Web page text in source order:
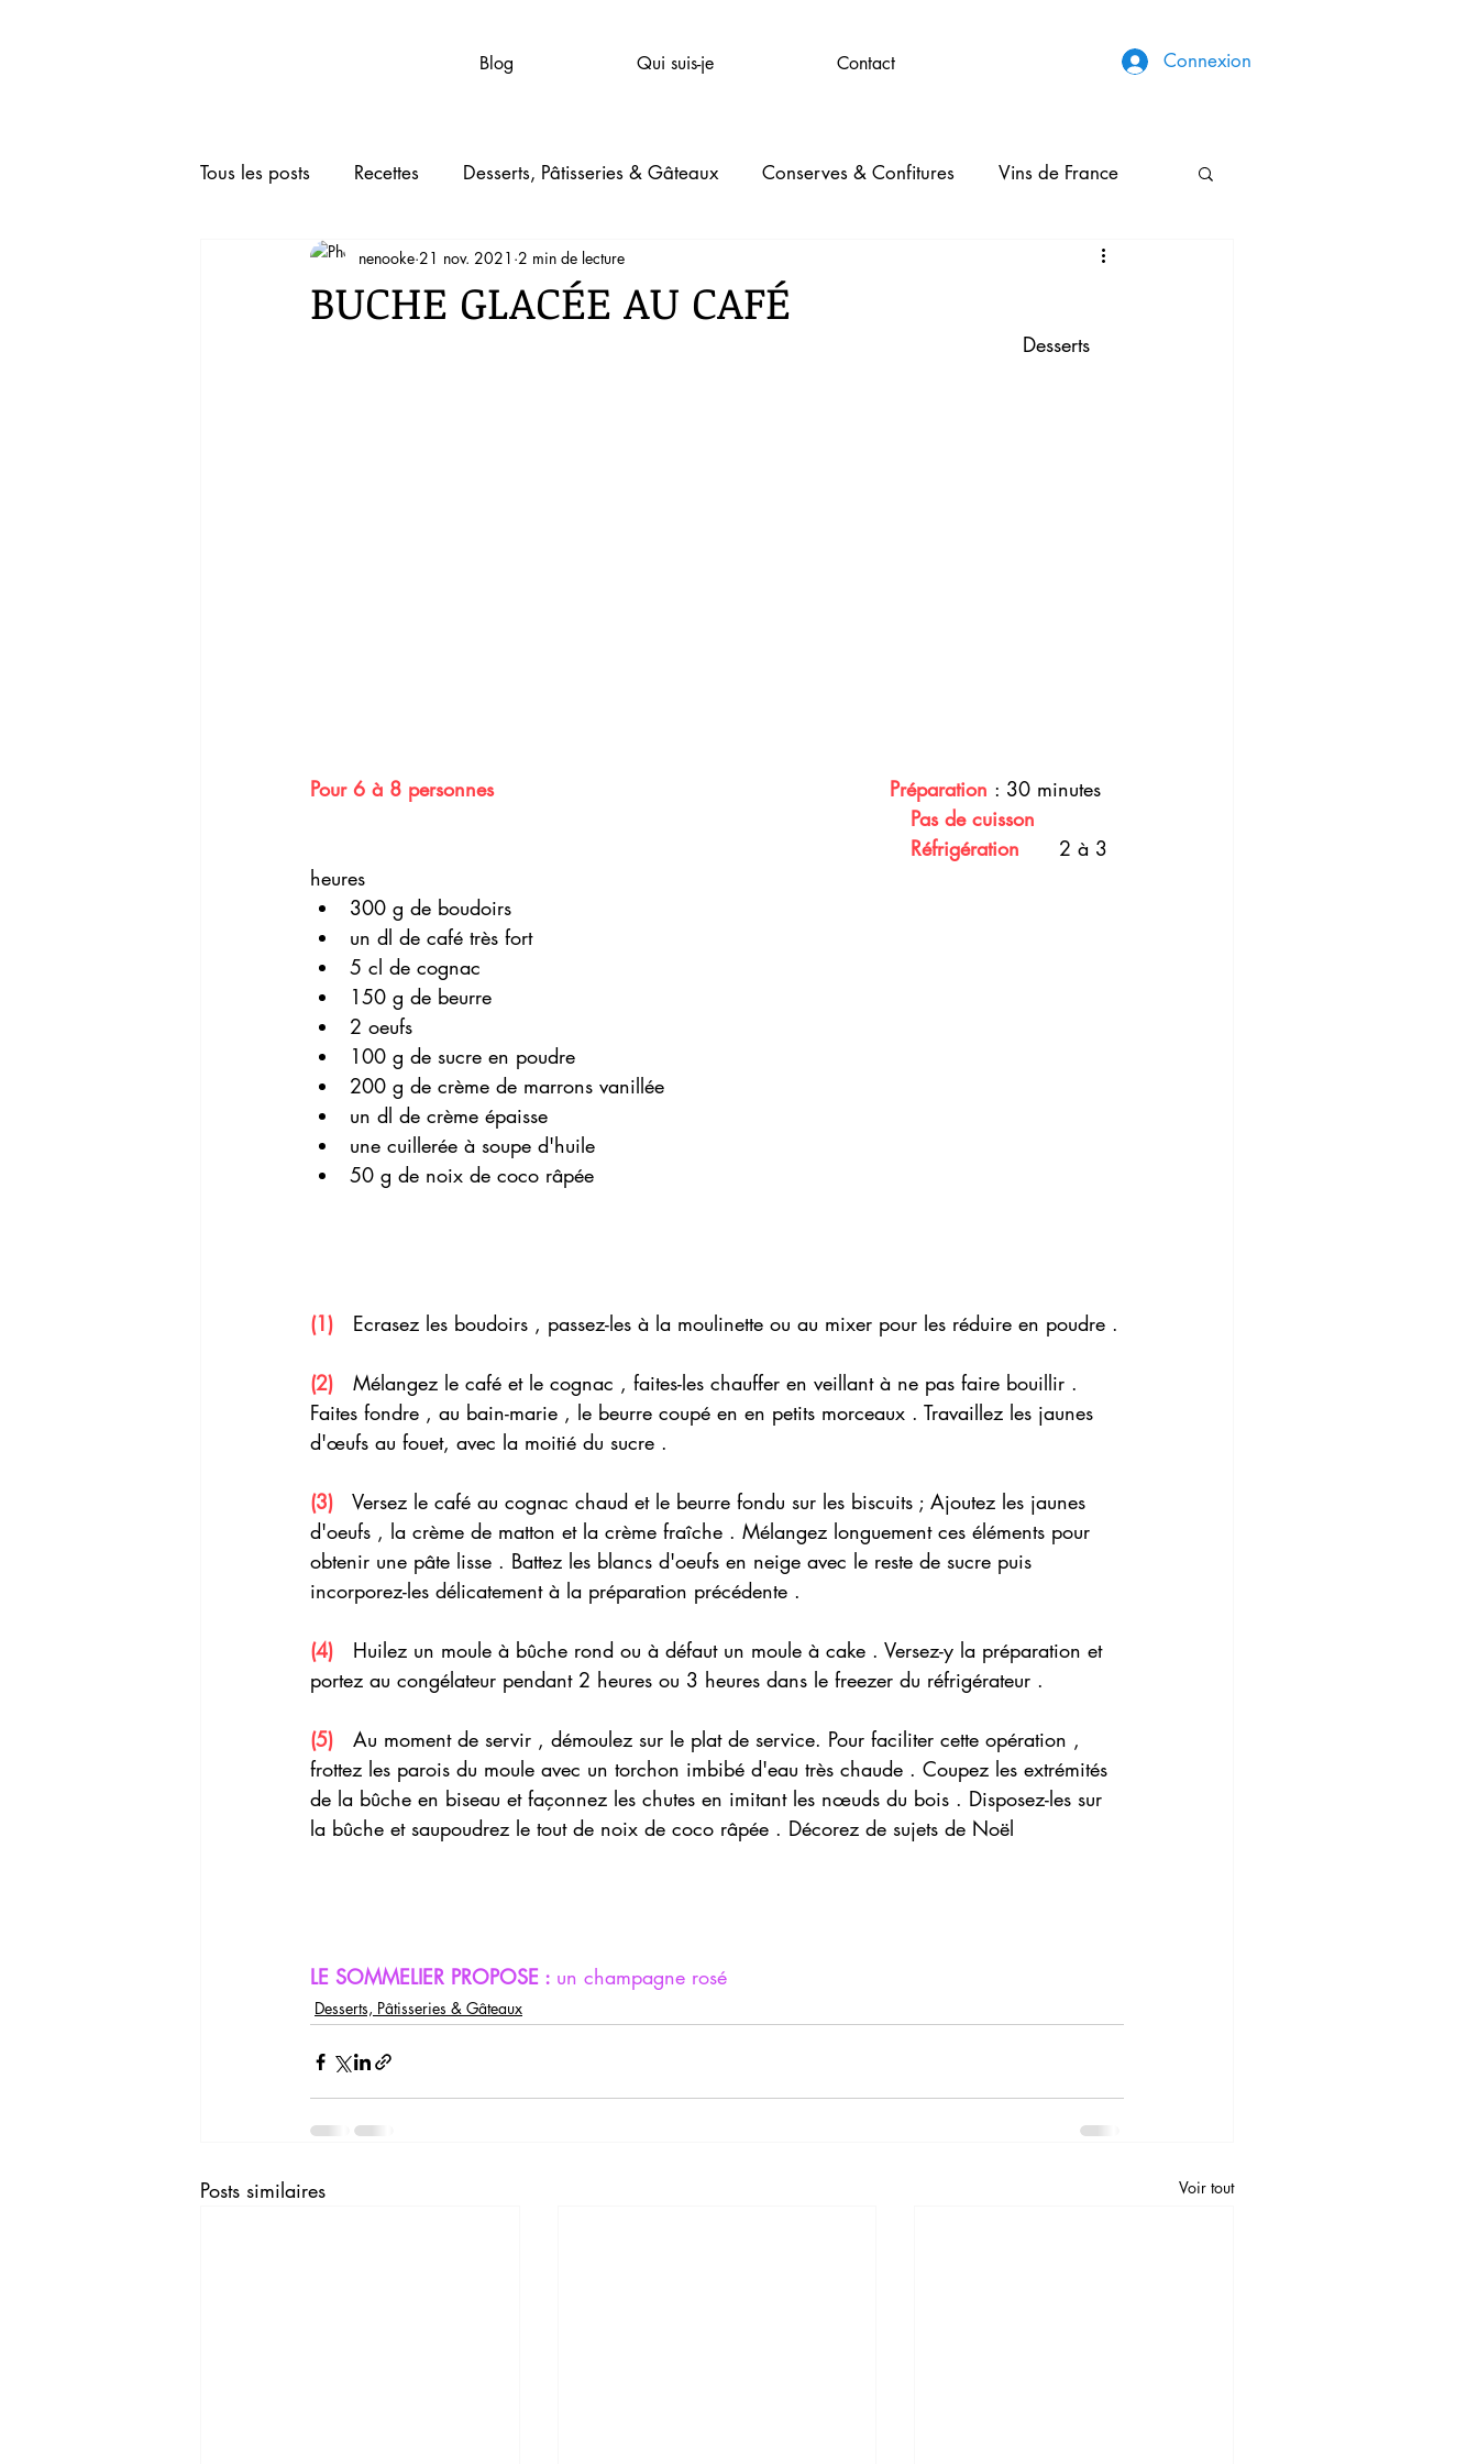
Blog Qui suis-je Contact Connexion
Tous les posts Recettes Desserts, Pâtisseries & Gâteaux Conserves & Confitures Vins de France
Boissons Animaux de compagnie Santé & Bien-être Broderies & Couture
BUCHE GLACÉE AU CAFÉ
nenooke 21 nov. 2021 2 min de lecture
                                                                                                            Desserts
Pour 6 à 8 personnes Préparation : 30 minutes
Pas de cuisson
                                                                                           Réfrigération
    2 à 3
heures
300 g de boudoirs
un dl de café très fort
5 cl de cognac
150 g de beurre
2 oeufs
100 g de sucre en poudre
200 g de crème de marrons vanillée
un dl de crème épaisse
une cuillerée à soupe d'huile
50 g de noix de coco râpée
(1)
   Ecrasez les boudoirs , passez-les à la moulinette ou au mixer pour les réduire en poudre .
(2)
Mélangez le café et le cognac , faites-les chauffer en veillant à ne pas faire bouillir .
Faites fondre , au bain-marie , le beurre coupé en en petits morceaux . Travaillez les jaunes
d'œufs au fouet, avec la moitié du sucre .
(3)
  Versez le café au cognac chaud et le beurre fondu sur les biscuits ; Ajoutez les jaunes
d'oeufs , la crème de matton et la crème fraîche . Mélangez longuement ces éléments pour
obtenir une pâte lisse . Battez les blancs d'oeufs en neige avec le reste de sucre puis
incorporez-les délicatement à la préparation précédente .
(4)
  Huilez un moule à bûche rond ou à défaut un moule à cake . Versez-y la préparation et
portez au congélateur pendant 2 heures ou 3 heures dans le freezer du réfrigérateur .
(5)
  Au moment de servir , démoulez sur le plat de service. Pour faciliter cette opération ,
frottez les parois du moule avec un torchon imbibé d'eau très chaude . Coupez les extrémités
de la bûche en biseau et façonnez les chutes en imitant les nœuds du bois . Disposez-les sur
la bûche et saupoudrez le tout de noix de coco râpée . Décorez de sujets de Noël
LE SOMMELIER PROPOSE : un champagne rosé
Desserts, Pâtisseries & Gâteaux
Posts similaires Voir tout